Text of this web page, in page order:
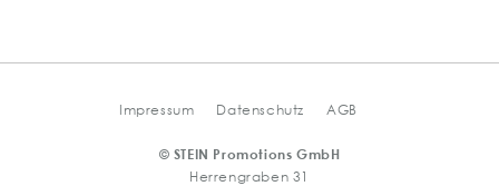
Impressum Datenschutz AGB
© STEIN Promotions GmbH
Herrengraben 31